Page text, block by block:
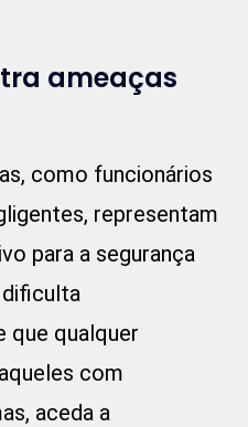
ameaças
como funcionários
representam
para a segurança
que qualquer
com
aceda a